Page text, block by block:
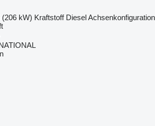
(206 kW) Kraftstoff DieselAchsenkonfiguration